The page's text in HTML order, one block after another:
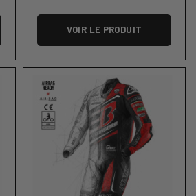
VOIR LE PRODUIT